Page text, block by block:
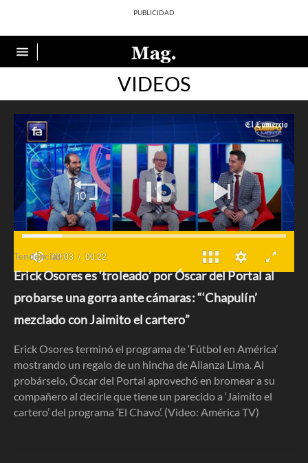
VIDEOS
0
of
seconds
Tendencias
Erick Osores es ‘troleado’ por Óscar del Portal al
probarse una gorra ante cámaras: “‘Chapulín’
mezclado con Jaimito el cartero”
Erick Osores terminó el programa de ‘Fútbol en América’
mostrando un regalo de un hincha de Alianza Lima. Al
probárselo, Óscar del Portal aprovechó en bromear a su
compañero al decirle que tiene un parecido a ‘Jaimito el
cartero’ del programa ‘El Chavo’. (Video: América TV)